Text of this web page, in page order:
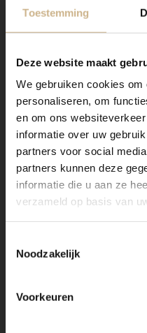
Toestemming
Deze website maakt
We gebruiken cookies
personaliseren, om
en om ons
informatie over uw
partners voor social
partners kunnen deze
informatie die u aan ze
verzameld op basis van
Noodzakelijk
Voorkeuren